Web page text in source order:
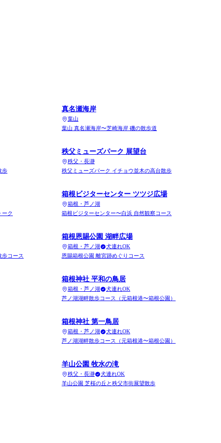
真名瀬海岸
葉山
葉山 真名瀬海岸〜芝崎海岸 磯の散歩道
歩
秩父ミューズパーク 展望台
秩父・長瀞
秩父ミューズパーク イチョウ並木の高台散歩
ーク
箱根ビジターセンター ツツジ広場
箱根・芦ノ湖
箱根ビジターセンター〜白浜 自然観察コース
歩コース
箱根恩賜公園 湖畔広場
箱根・芦ノ湖
犬連れOK
恩賜箱根公園 離宮跡めぐりコース
箱根神社 平和の鳥居
箱根・芦ノ湖
犬連れOK
芦ノ湖湖畔散歩コース（元箱根港〜箱根公園）
箱根神社 第一鳥居
箱根・芦ノ湖
犬連れOK
芦ノ湖湖畔散歩コース（元箱根港〜箱根公園）
羊山公園 牧水の滝
秩父・長瀞
犬連れOK
羊山公園 芝桜の丘と秩父市街展望散歩